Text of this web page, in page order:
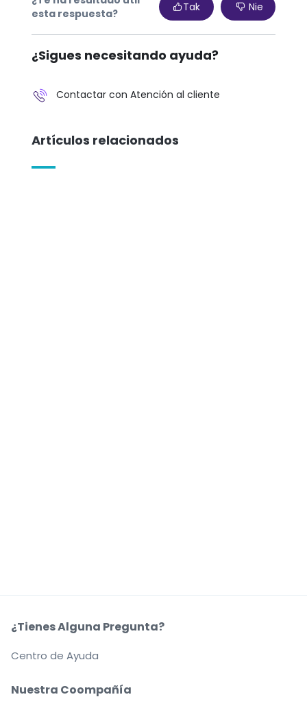
esta respuesta?
Tak Nie
¿Sigues necesitando ayuda?
Contactar con Atención al cliente
Artículos relacionados
Nuestra Coompañía
¿Tienes Alguna Pregunta?
Centro de Ayuda